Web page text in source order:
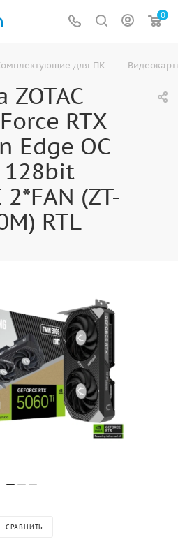
0
для ПК —
ZOTAC
RTX
Edge OC
128bit
(ZT-
RTL
СРАВНИТЬ